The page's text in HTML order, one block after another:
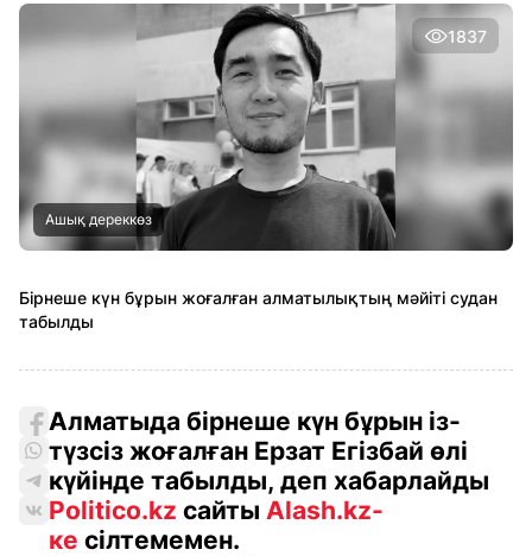
1837
Ашық дереккөз
Бірнеше күн бұрын жоғалған алматылықтың мәйіті судан
табылды
Алматыда бірнеше күн бұрын із-
түзсіз жоғалған Ерзат Егізбай өлі
күйінде табылды, деп хабарлайды
Politico.kz сайты Alash.kz-
ке сілтемемен.